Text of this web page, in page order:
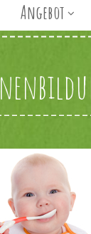
Angebot